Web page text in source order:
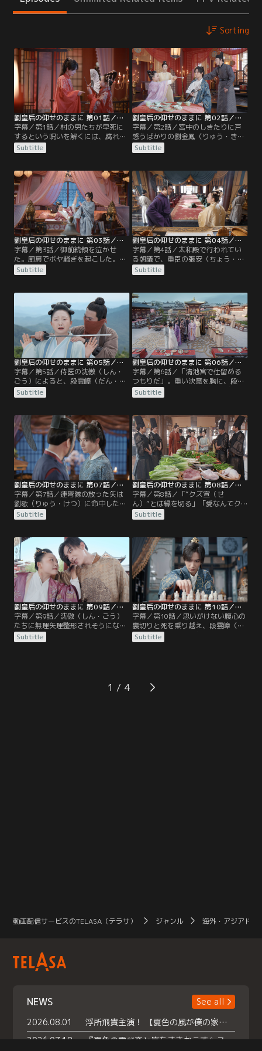
Sorting
劉皇后の仰せのままに 第01話／字幕
字幕／第1話／村の男たちが早死に
するという呪いを解くには、腐れ縁
の“美顔王子”魚長崖（ぎょ・ちょう
がい）と祝言をあげるべし--。文通
に決めている黒胖（こくはん）は、
そんなお告げに従うわけにはいかな
かった。都に行き、父さんを頼れと
助言する母。
Subtitle
劉皇后の仰せのままに 第02話／字幕
字幕／第2話／宮中のしきたりに戸
惑うばかりの劉金鳳（りゅう・きん
ぽう）。一方の段雲嶂（だん・うん
しょう）も、彼女の狙いが何なのか
て、金鳳と初めて対面した太后たち
は混乱する。皇后となったのは、国
で一番の美女と噂に名高い劉白玉
（りゅう・はくぎょく）だと思って
いたのに、目の前に現れたのは…。
Subtitle
劉皇后の仰せのままに 第03話／字幕
字幕／第3話／御前統領を泣かせ
た。厨房でボヤ騒ぎを起こした。精
油の機械を壊した。--劉金鳳（りゅ
う・きんぽう）が起こした騒動は、
そんなものがかわいく思えるほどの
事件を金鳳は起こしてしまう。地震
の発生を知らせる大きな鐘・震鐘
（しんしょう）を、間違って鳴らし
てしまったのだ。宮中はたちまち大
混乱に。
Subtitle
劉皇后の仰せのままに 第04話／字幕
字幕／第4話／太和殿で行われてい
る朝議で、重臣の張安（ちょう・あ
ん）から、宰相・劉歇（りゅう・け
つ）の罷免を求める声が上がった。
う段雲嶂（だん・うんしょう）に迫
る。「宣（せん）様をいじめない
で」。緊迫した雰囲気が広がる太和
殿に響く劉金鳳（りゅう・きんぽ
う）の声。
Subtitle
劉皇后の仰せのままに 第05話／字幕
字幕／第5話／侍医の沈傲（しん・
ごう）によると、段雲嶂（だん・う
んしょう）は喘息を患っているとい
う。劉金鳳（りゅう・きんぽう）は
受けたが、それは量を間違えると死
に至る、いささか物騒な代物だっ
た。翌日、金鳳は雲嶂のために汁物
を作ることに。
Subtitle
劉皇后の仰せのままに 第06話／字幕
字幕／第6話／「清池宮で仕留める
つもりだ」。重い決意を胸に、段雲
嶂（だん・うんしょう）は告げた。
密かに連弩を作り、決死隊も組織し
排除する準備は、着々と整いつつあ
った。一方、劉金鳳（りゅう・きん
ぽう）は謝親宴（しゃしんえん）の
準備に追われていた。
Subtitle
劉皇后の仰せのままに 第07話／字幕
字幕／第7話／連弩隊の放った矢は
劉歇（りゅう・けつ）に命中したも
のの、痛手を負わせることはできな
かった。段雲嶂（だん・うんしょ
撃は全てかわされてしまう。援軍の
粛静唐（しゅく・せいとう）たちも
歯が立たず、劉歇暗殺計画はあえな
く崩れ去ったのだった。そこへ、温
泉を楽しみにやってきた劉金鳳（り
ゅう・きんぽう）たちが。
Subtitle
劉皇后の仰せのままに 第08話／字幕
字幕／第8話／「“クズ宣（せ
ん）”とは縁を切る」「愛なんてク
ソくらえだ」。劉金鳳（りゅう・き
んぽう）は荒れていた。段雲嶂（だ
の緒が切れたのだ。一方の雲嶂も、
金鳳の皇宮追放を命じる。それは、
これから始まる劉歇（りゅう・け
つ）との死闘に彼女を巻き込みたく
ないという、雲嶂の優しさだった。
Subtitle
劉皇后の仰せのままに 第09話／字幕
字幕／第9話／沈傲（しん・ごう）
たちに無理矢理整形されそうになっ
た劉金鳳（りゅう・きんぽう）だっ
たが、持ち前の怪力で脱出し、事な
追いかけまわし、髪を引っ張り合う
大ゲンカをした末に、皇宮を出てい
Subtitle
劉皇后の仰せのままに 第10話／字幕
字幕／第10話／思いがけない腹心の
裏切りと死を乗り越え、段雲嶂（だ
ん・うんしょう）は親政を実現すべ
く、新たな策を講じる。それは宿敵
たと疑われた劉金鳳（りゅう・きん
ぽう）は冷宮送りに。しかし、井戸
Subtitle
1
動画配信サービスのTELASA（テラサ） ジャンル 海外・アジアドラ
NEWS
See all
2026.08.01
浮所飛貴主演！ 【夏色の風が僕の家にやってきた】 本日よりテラサで独占配信スタート！
2026.07.18
『夏色の雲が恋と嵐をまきおこす』スペシャルメイキング 【Part1】2026年７月18日（土）23時30分～配信スタート！話題のシーンの裏側を大公開！豪華キャスト大集合！ 『武宮家 真夏の家族会議』開催！